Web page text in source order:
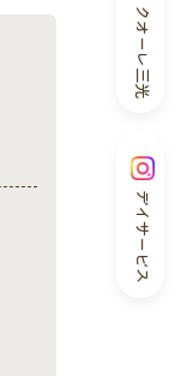
クオーレ三光
デイサービス